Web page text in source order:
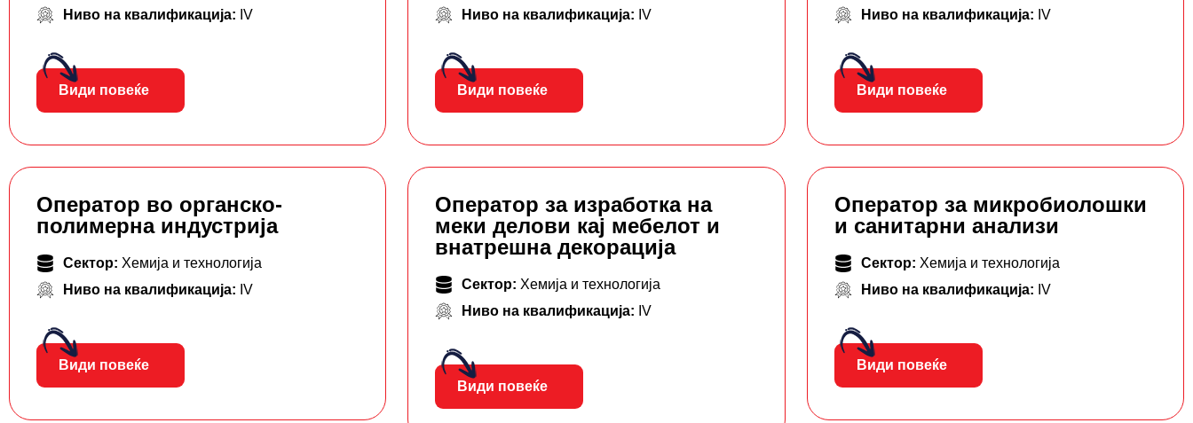
Ниво на квалификација: IV
Види повеќе
Ниво на квалификација: IV
Види повеќе
Ниво на квалификација: IV
Види повеќе
Оператор во органско-
полимерна индустрија
Сектор: Хемија и технологија
Ниво на квалификација: IV
Види повеќе
Оператор за изработка на
меки делови кај мебелот и
внатрешна декорација
Сектор: Хемија и технологија
Ниво на квалификација: IV
Види повеќе
Оператор за микробиолошки
и санитарни анализи
Сектор: Хемија и технологија
Ниво на квалификација: IV
Види повеќе